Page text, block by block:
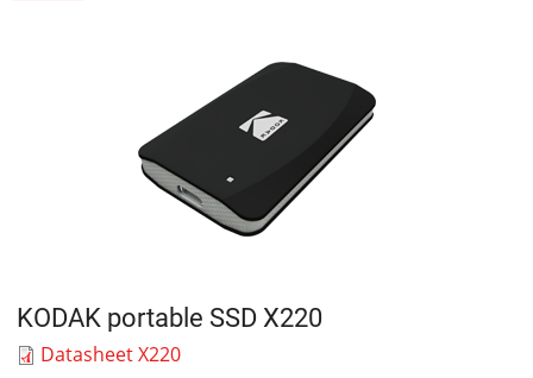
KODAK portable SSD X220
Datasheet X220